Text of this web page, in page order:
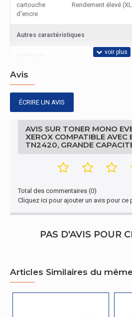
cartouche
d'encre
Rendement élevé
Autres caractéristiques
Famille de
Nom du
avec Brother
Quantité par
paquet
1 pièce(s)
Largeur de
l'emballage
180 mm
l'emballage
Poids du
Avis
ÉCRIRE UN AVIS
AVIS SUR TONER MONO
XEROX COMPATIBLE AVEC
TN2420, GRANDE
Total des commentaires (0)
Cliquez ici pour ajouter un avis pour ce
PAS D'AVIS POUR
Articles Similaires du